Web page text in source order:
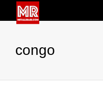
congo